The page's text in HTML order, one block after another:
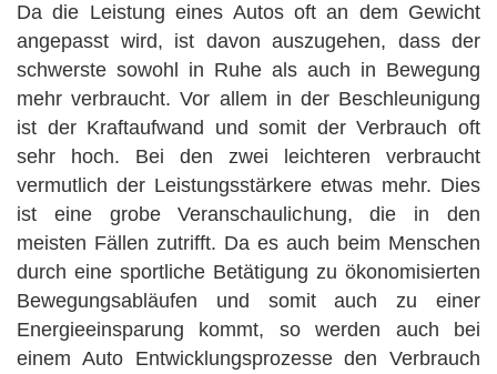
Da die Leistung eines Autos oft an dem Gewicht
angepasst wird, ist davon auszugehen, dass der
schwerste sowohl in Ruhe als auch in Bewegung
mehr verbraucht. Vor allem in der Beschleunigung
ist der Kraftaufwand und somit der Verbrauch oft
sehr hoch. Bei den zwei leichteren verbraucht
vermutlich der Leistungsstärkere etwas mehr. Dies
ist eine grobe Veranschaulichung, die in den
meisten Fällen zutrifft. Da es auch beim Menschen
durch eine sportliche Betätigung zu ökonomisierten
Bewegungsabläufen und somit auch zu einer
Energieeinsparung kommt, so werden auch bei
einem Auto Entwicklungsprozesse den Verbrauch